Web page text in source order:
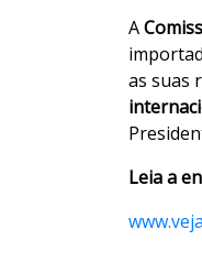
A
as suas
Leia a